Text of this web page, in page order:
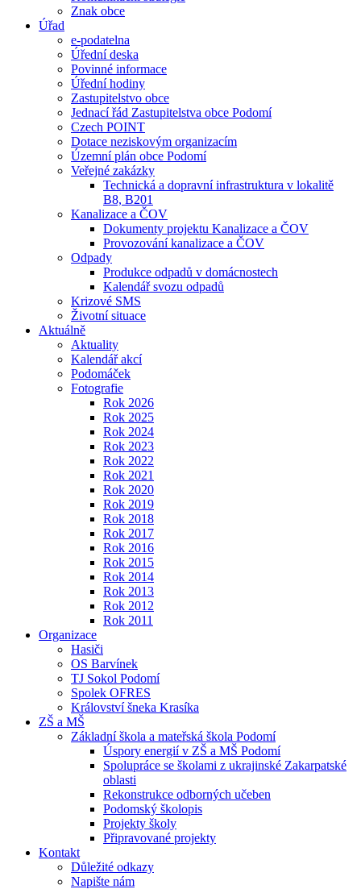
Znak obce
Úřad
e-podatelna
Úřední deska
Povinné informace
Úřední hodiny
Zastupitelstvo obce
Jednací řád Zastupitelstva obce Podomí
Czech POINT
Dotace neziskovým organizacím
Územní plán obce Podomí
Veřejné zakázky
Technická a dopravní infrastruktura v lokalitě
B8, B201
Kanalizace a ČOV
Dokumenty projektu Kanalizace a ČOV
Provozování kanalizace a ČOV
Odpady
Produkce odpadů v domácnostech
Kalendář svozu odpadů
Krizové SMS
Životní situace
Aktuálně
Aktuality
Kalendář akcí
Podomáček
Fotografie
Rok 2026
Rok 2025
Rok 2024
Rok 2023
Rok 2022
Rok 2021
Rok 2020
Rok 2019
Rok 2018
Rok 2017
Rok 2016
Rok 2015
Rok 2014
Rok 2013
Rok 2012
Rok 2011
Organizace
Hasiči
OS Barvínek
TJ Sokol Podomí
Spolek OFRES
Království šneka Krasíka
ZŠ a MŠ
Základní škola a mateřská škola Podomí
Úspory energií v ZŠ a MŠ Podomí
Spolupráce se školami z ukrajinské Zakarpatské
oblasti
Rekonstrukce odborných učeben
Podomský školopis
Projekty školy
Připravované projekty
Kontakt
Důležité odkazy
Napište nám